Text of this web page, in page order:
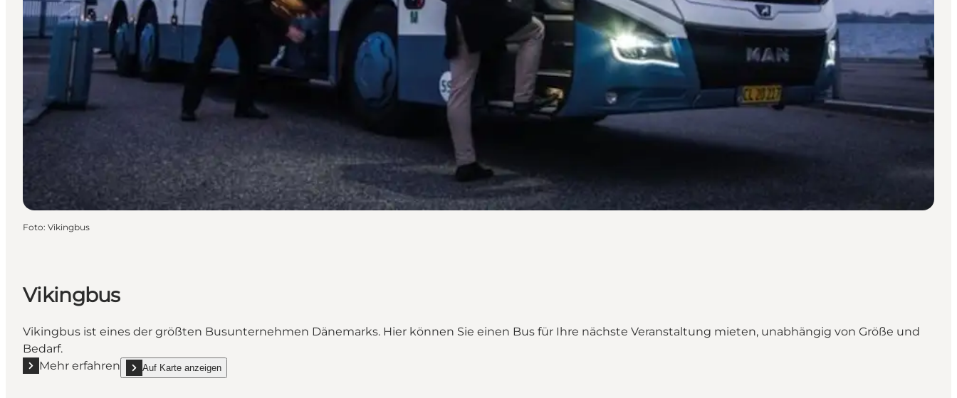
Foto: Vikingbus
Vikingbus
Vikingbus ist eines der größten Busunternehmen Dänemarks. Hier können Sie einen Bus für Ihre nächste Veranstaltung mieten, unabhängig von Größe und
Bedarf.
Mehr erfahren
Mehr erfahren "Vikingbus"Auf Karte anzeigen
show Vikingbus on_map